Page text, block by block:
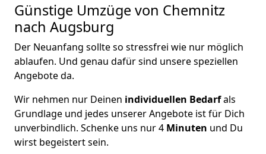
Günstige Umzüge von Chemnitz
nach Augsburg
Der Neuanfang sollte so stressfrei wie nur möglich
ablaufen. Und genau dafür sind unsere speziellen
Angebote da.
Wir nehmen nur Deinen individuellen Bedarfals
Grundlage und jedes unserer Angebote ist für Dich
unverbindlich. Schenke uns nur 4 Minuten und Du
wirst begeistert sein.